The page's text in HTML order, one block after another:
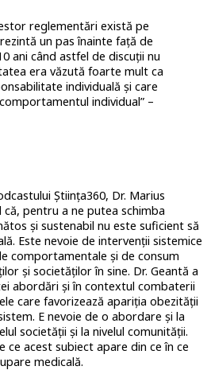
reglementări există pe
un pas înainte față de
ani când astfel de discuții nu
era văzută foarte mult ca
individuală și care
individual” –
Știința360, Dr. Marius
pentru a ne putea schimba
și sustenabil nu este suficient să
Este nevoie de intervenții sistemice
comportamentale și de consum
și societăților în sine. Dr. Geantă a
abordări și în contextul combaterii
care favorizează apariția obezității
E nevoie de o abordare și la
societății și la nivelul comunității.
ce acest subiect apare din ce în ce
medicală.